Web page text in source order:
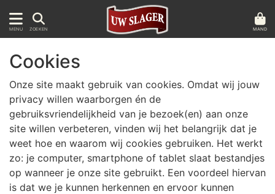
MENU ZOEKEN MAND
Cookies
Onze site maakt gebruik van cookies. Omdat wij jouw
privacy willen waarborgen én de
gebruiksvriendelijkheid van je bezoek(en) aan onze
site willen verbeteren, vinden wij het belangrijk dat je
weet hoe en waarom wij cookies gebruiken. Het werkt
zo: je computer, smartphone of tablet slaat bestandjes
op wanneer je onze site gebruikt. Een voordeel hiervan
is dat we je kunnen herkennen en ervoor kunnen